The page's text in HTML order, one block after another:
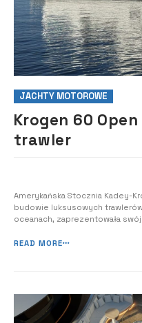
JACHTY MOTOROWE
Krogen 60
trawler
Amerykańska Stocznia Kadey-
budowie luksusowych
oceanach, zaprezentowała
targów Palm Beach
READ MORE